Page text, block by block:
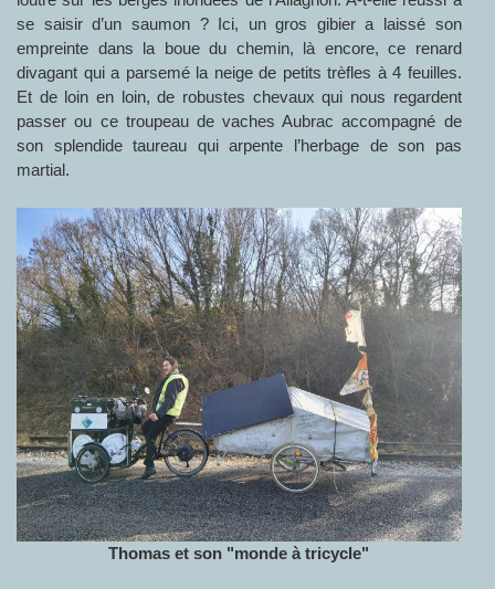
se saisir d’un saumon ? Ici, un gros gibier a laissé son
empreinte dans la boue du chemin, là encore, ce renard
divagant qui a parsemé la neige de petits trèfles à 4 feuilles.
Et de loin en loin, de robustes chevaux qui nous regardent
passer ou ce troupeau de vaches Aubrac accompagné de
son splendide taureau qui arpente l’herbage de son pas
martial.
Thomas et son "monde à tricycle"